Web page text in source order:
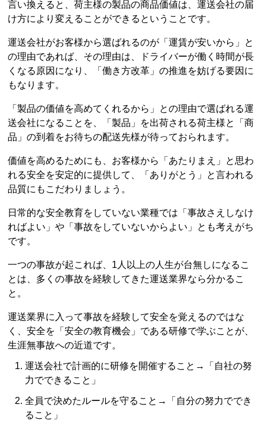
言い換えると、荷主様の製品の商品価値は、運送会社の届
け方により変えることができるということです。
運送会社がお客様から選ばれるのが「運賃が安いから」と
の理由であれば、その理由は、ドライバーが働く時間が長
くなる原因になり、「働き方改革」の推進を妨げる要因に
もなります。
「製品の価値を高めてくれるから」との理由で選ばれる運
送会社になることを、「製品」を出荷される荷主様と「商
品」の到着をお待ちの配送先様が待っておられます。
価値を高めるためにも、お客様から「あたりまえ」と思わ
れる安全を安定的に提供して、「ありがとう」と言われる
品質にもこだわりましょう。
日常的な安全教育をしていない業種では「事故さえしなけ
ればよい」や「事故をしていないからよい」とも考えがち
です。
一つの事故が起これば、1人以上の人生が台無しになるこ
とは、多くの事故を経験してきた運送業界なら分かるこ
と。
運送業界に入って事故を経験して安全を覚えるのではな
く、安全を「安全の教育機会」である研修で学ぶことが、
生涯無事故への近道です。
運送会社で計画的に研修を開催すること→「自社の努
力でできること」
全員で決めたルールを守ること→「自分の努力ででき
ること」